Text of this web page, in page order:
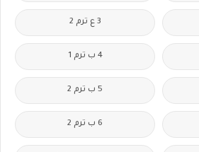
3 ع ترم 2
4 ب ترم 1
5 ب ترم 2
6 ب ترم 2